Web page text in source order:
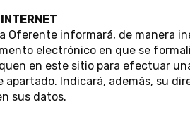
Oferente informará, de manera
electrónico en que se
en este sitio para efectuar
Indicará, además, su
sus datos.